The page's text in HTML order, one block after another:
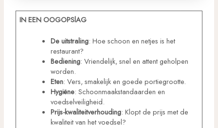
IN EEN OOGOPSlAG
De uitstraling: Hoe schoon en netjes is het
restaurant?
Bediening: Vriendelijk, snel en attent geholpen
worden.
Eten: Vers, smakelijk en goede portiegrootte.
Hygiëne: Schoonmaakstandaarden en
voedselveiligheid.
Prijs-kwaliteitverhouding: Klopt de prijs met de
kwaliteit van het voedsel?